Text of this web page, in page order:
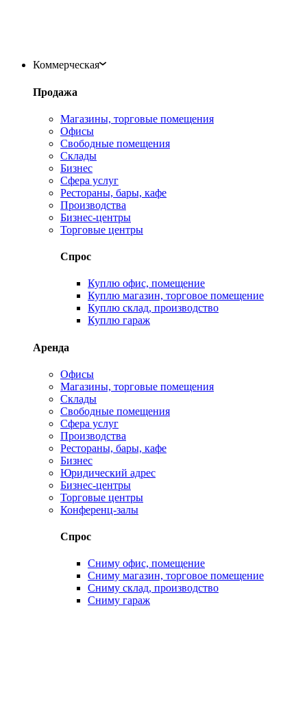
Коммерческая
Продажа
Магазины, торговые помещения
Офисы
Свободные помещения
Склады
Бизнес
Сфера услуг
Рестораны, бары, кафе
Производства
Бизнес-центры
Торговые центры
Спрос
Куплю офис, помещение
Куплю магазин, торговое помещение
Куплю склад, производство
Куплю гараж
Аренда
Офисы
Магазины, торговые помещения
Склады
Свободные помещения
Сфера услуг
Производства
Рестораны, бары, кафе
Бизнес
Юридический адрес
Бизнес-центры
Торговые центры
Конференц-залы
Спрос
Сниму офис, помещение
Сниму магазин, торговое помещение
Сниму склад, производство
Сниму гараж